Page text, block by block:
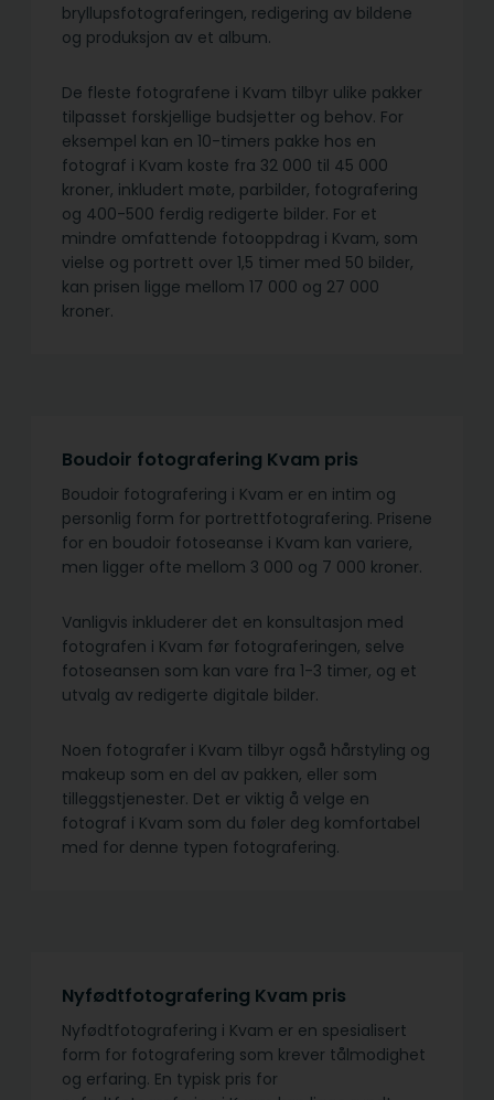
bryllupsfotograferingen, redigering av bildene
og produksjon av et album.
De fleste fotografene i Kvam tilbyr ulike pakker
tilpasset forskjellige budsjetter og behov. For
eksempel kan en 10-timers pakke hos en
fotograf i Kvam koste fra 32 000 til 45 000
kroner, inkludert møte, parbilder, fotografering
og 400-500 ferdig redigerte bilder. For et
mindre omfattende fotooppdrag i Kvam, som
vielse og portrett over 1,5 timer med 50 bilder,
kan prisen ligge mellom 17 000 og 27 000
kroner.
Boudoir fotografering Kvam pris
Boudoir fotografering i Kvam er en intim og
personlig form for portrettfotografering. Prisene
for en boudoir fotoseanse i Kvam kan variere,
men ligger ofte mellom 3 000 og 7 000 kroner.
Vanligvis inkluderer det en konsultasjon med
fotografen i Kvam før fotograferingen, selve
fotoseansen som kan vare fra 1-3 timer, og et
utvalg av redigerte digitale bilder.
Noen fotografer i Kvam tilbyr også hårstyling og
makeup som en del av pakken, eller som
tilleggstjenester. Det er viktig å velge en
fotograf i Kvam som du føler deg komfortabel
med for denne typen fotografering.
Nyfødtfotografering Kvam pris
Nyfødtfotografering i Kvam er en spesialisert
form for fotografering som krever tålmodighet
og erfaring. En typisk pris for